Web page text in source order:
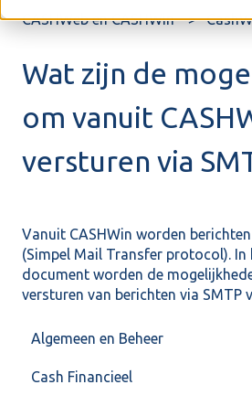
CASHWeb en CASHWin
Wat zijn de
om vanuit
versturen via
Vanuit CASHWin worden
(Simpel Mail Transfer protocol).
document worden de
versturen van berichten via SMTP
Algemeen en Beheer
Bank(koppeling)
Cash Financieel